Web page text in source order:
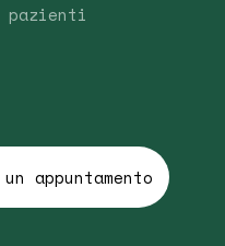
appuntamento